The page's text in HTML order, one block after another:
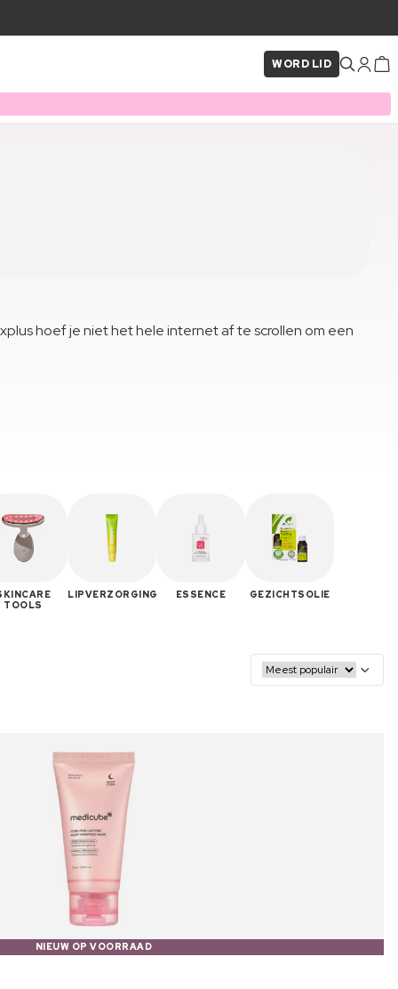
WORD LID
hoef je niet het hele internet af te scrollen om een
TOOLS
LIPVERZORGING ESSENCE GEZICHTSOLIE
NIEUW OP VOORRAAD